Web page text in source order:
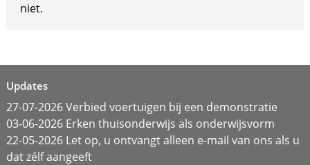
niet.
Updates
27-07-2026 Verbied voertuigen bij een demonstratie
03-06-2026 Erken thuisonderwijs als onderwijsvorm
22-05-2026 Let op, u ontvangt alleen e-mail van ons als u
dat zélf aangeeft